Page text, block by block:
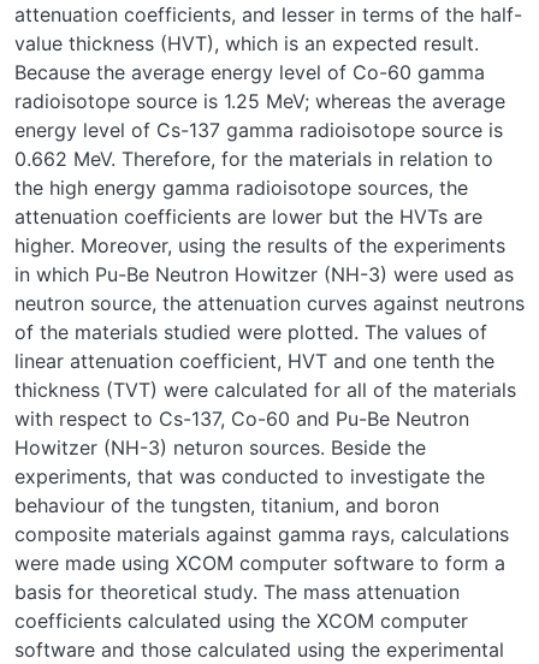
attenuation coefficients, and lesser in terms of the half-
value thickness (HVT), which is an expected result.
Because the average energy level of Co-60 gamma
radioisotope source is 1.25 MeV; whereas the average
energy level of Cs-137 gamma radioisotope source is
0.662 MeV. Therefore, for the materials in relation to
the high energy gamma radioisotope sources, the
attenuation coefficients are lower but the HVTs are
higher. Moreover, using the results of the experiments
in which Pu-Be Neutron Howitzer (NH-3) were used as
neutron source, the attenuation curves against neutrons
of the materials studied were plotted. The values of
linear attenuation coefficient, HVT and one tenth the
thickness (TVT) were calculated for all of the materials
with respect to Cs-137, Co-60 and Pu-Be Neutron
Howitzer (NH-3) neturon sources. Beside the
experiments, that was conducted to investigate the
behaviour of the tungsten, titanium, and boron
composite materials against gamma rays, calculations
were made using XCOM computer software to form a
basis for theoretical study. The mass attenuation
coefficients calculated using the XCOM computer
software and those calculated using the experimental